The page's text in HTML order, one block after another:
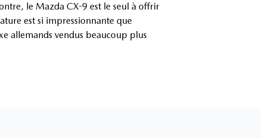
le Mazda CX-9 est le seul à offrir
est si impressionnante que
allemands vendus beaucoup plus